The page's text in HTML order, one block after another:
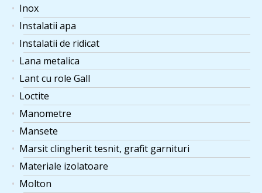
Inox
Instalatii apa
Instalatii de ridicat
Lana metalica
Lant cu role Gall
Loctite
Manometre
Mansete
Marsit clingherit tesnit, grafit garnituri
Materiale izolatoare
Molton